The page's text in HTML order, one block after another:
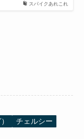
スパイクあれこれ
チェルシー